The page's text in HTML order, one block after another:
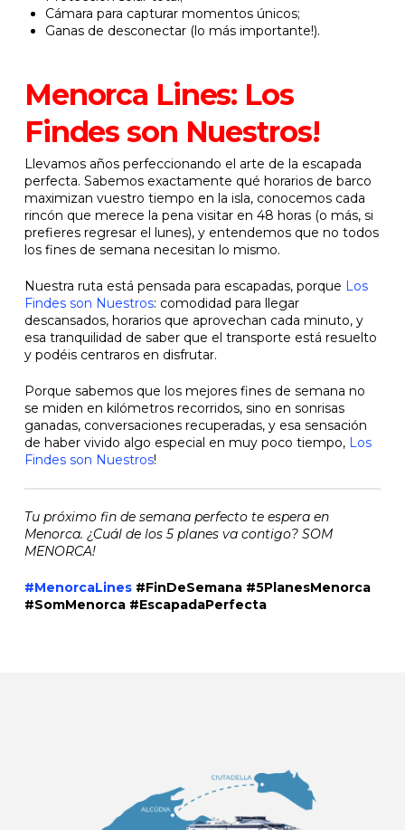
Cámara para capturar momentos únicos;
Ganas de desconectar (lo más importante!).
Menorca Lines: Los
Findes son Nuestros!
Llevamos años perfeccionando el arte de la escapada
perfecta. Sabemos exactamente qué horarios de barco
maximizan vuestro tiempo en la isla, conocemos cada
rincón que merece la pena visitar en 48 horas (o más, si
prefieres regresar el lunes), y entendemos que no todos
los fines de semana necesitan lo mismo.
Nuestra ruta está pensada para escapadas, porque Los
Findes son Nuestros: comodidad para llegar
descansados, horarios que aprovechan cada minuto, y
esa tranquilidad de saber que el transporte está resuelto
y podéis centraros en disfrutar.
Porque sabemos que los mejores fines de semana no
se miden en kilómetros recorridos, sino en sonrisas
ganadas, conversaciones recuperadas, y esa sensación
de haber vivido algo especial en muy poco tiempo, Los
Findes son Nuestros!
Tu próximo fin de semana perfecto te espera en
Menorca. ¿Cuál de los 5 planes va contigo? SOM
MENORCA!
#MenorcaLines#FinDeSemana #5PlanesMenorca
#SomMenorca #EscapadaPerfecta